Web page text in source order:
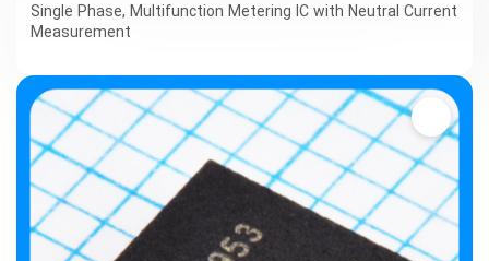
Single Phase, Multifunction Metering IC with Neutral Current
Measurement